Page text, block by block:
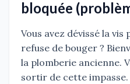
bloquée
Vous avez dévissé la
refuse de bouger ?
la plomberie ancienne.
sortir de cette impasse.